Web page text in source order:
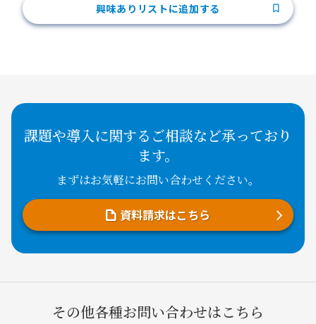
興味ありリストに追加する
課題や導入に関するご相談など承っており
ます。
まずはお気軽にお問い合わせください。
資料請求はこちら
その他各種お問い合わせはこちら